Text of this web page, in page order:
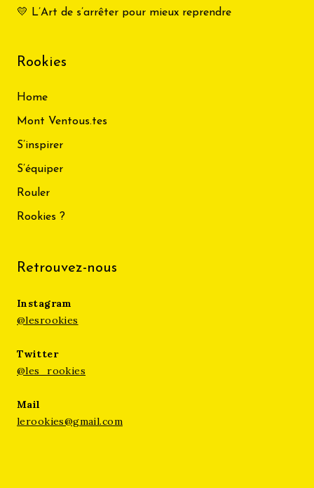
💛 L’Art de s’arrêter pour mieux reprendre
Rookies
Home
Mont Ventous.tes
S’inspirer
S’équiper
Rouler
Rookies ?
Retrouvez-nous
Instagram
@lesrookies
Twitter
@les_rookies
Mail
lerookies@gmail.com